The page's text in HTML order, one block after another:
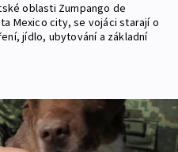
oblasti Zumpango de
Mexico city, se vojáci starají o
jídlo, ubytování a základní